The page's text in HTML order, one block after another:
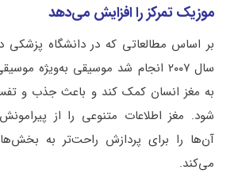
موزیک تمرکز را افزایش می‌دهد
بر اساس مطالعاتی که در دانشگاه پزشکی
سال ۲۰۰۷ انجام شد موسیقی به‌ویژه
به مغز انسان کمک کند و باعث جذب و
شود. مغز اطلاعات متنوعی را از
آن‌ها را برای پردازش راحت‌تر به
می‌کند.